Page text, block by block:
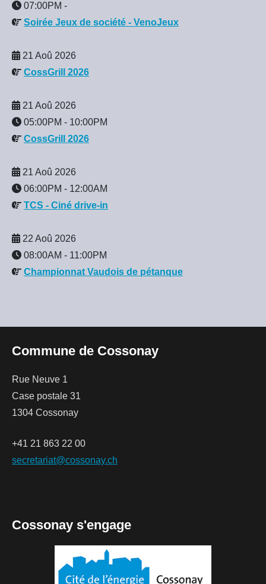
07:00PM -
Soirée Jeux de société - VenoJeux
21 Aoû 2026
CossGrill 2026
21 Aoû 2026
05:00PM - 10:00PM
CossGrill 2026
21 Aoû 2026
06:00PM - 12:00AM
TCS - Ciné drive-in
22 Aoû 2026
08:00AM - 11:00PM
Championnat Vaudois de pétanque
Commune de Cossonay
Rue Neuve 1
Case postale 31
1304 Cossonay
+41 21 863 22 00
secretariat@cossonay.ch
Cossonay s'engage